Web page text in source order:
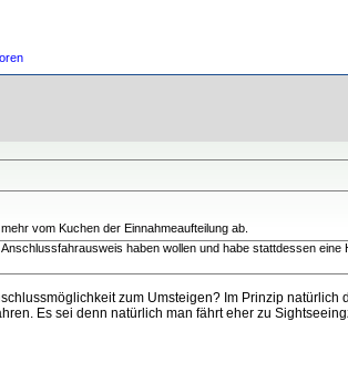
vom Kuchen der Einnahmeaufteilung ab.
haben wollen und habe stattdessen
zum Umsteigen? Im Prinzip
Es sei denn natürlich man fährt eher zu